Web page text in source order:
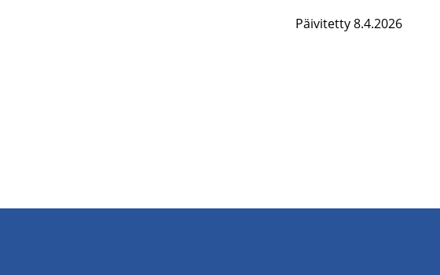
Päivitetty 8.4.2026